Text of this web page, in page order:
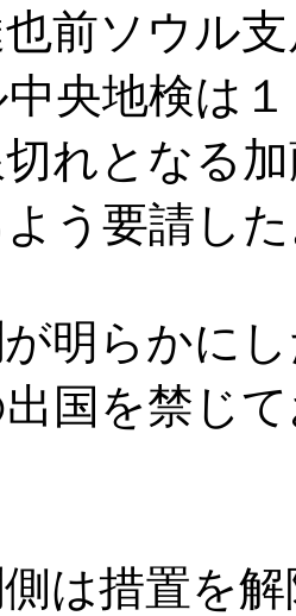
前ソウル
央地検は
切れとなる
う要請し
明らかにし
国を禁じ
は措置を